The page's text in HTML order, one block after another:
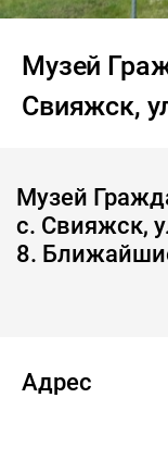
Музей
Свияжск,
Музей
с. Свияжск,
8.
Адрес